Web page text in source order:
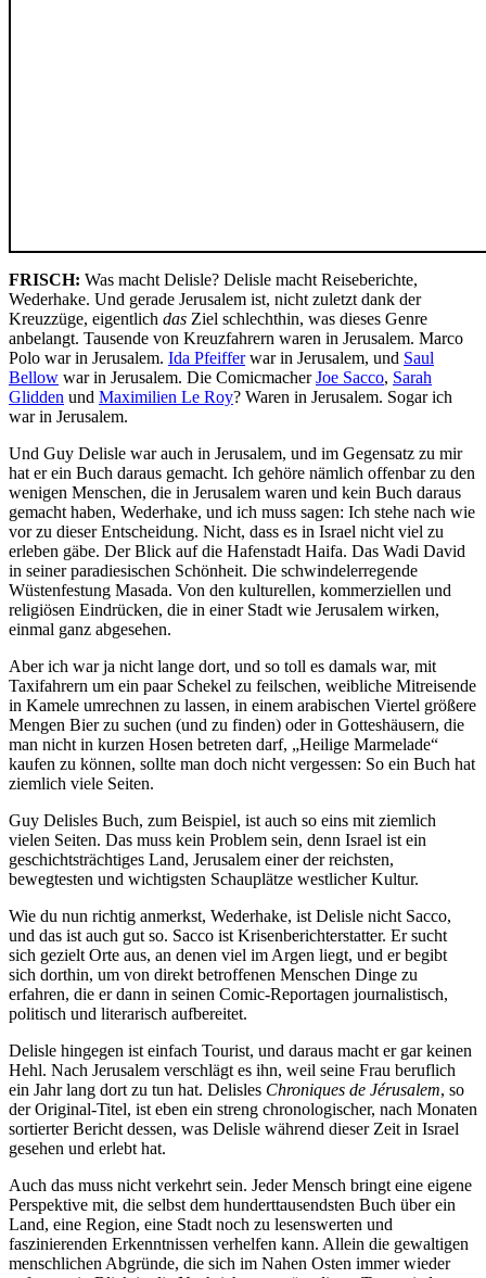
FRISCH: Was macht Delisle? Delisle macht Reiseberichte,
Wederhake. Und gerade Jerusalem ist, nicht zuletzt dank der
Kreuzzüge, eigentlich das Ziel schlechthin, was dieses Genre
anbelangt. Tausende von Kreuzfahrern waren in Jerusalem. Marco
Polo war in Jerusalem. Ida Pfeifferwar in Jerusalem, und Saul
Bellow war in Jerusalem. Die ComicmacherJoe Sacco, Sarah
Glidden und Maximilien Le Roy? Waren in Jerusalem. Sogar ich
war in Jerusalem.
Und Guy Delisle war auch in Jerusalem, und im Gegensatz zu mir
hat er ein Buch daraus gemacht. Ich gehöre nämlich offenbar zu den
wenigen Menschen, die in Jerusalem waren und kein Buch daraus
gemacht haben, Wederhake, und ich muss sagen: Ich stehe nach wie
vor zu dieser Entscheidung. Nicht, dass es in Israel nicht viel zu
erleben gäbe. Der Blick auf die Hafenstadt Haifa. Das Wadi David
in seiner paradiesischen Schönheit. Die schwindelerregende
Wüstenfestung Masada. Von den kulturellen, kommerziellen und
religiösen Eindrücken, die in einer Stadt wie Jerusalem wirken,
einmal ganz abgesehen.
Aber ich war ja nicht lange dort, und so toll es damals war, mit
Taxifahrern um ein paar Schekel zu feilschen, weibliche Mitreisende
in Kamele umrechnen zu lassen, in einem arabischen Viertel größere
Mengen Bier zu suchen (und zu finden) oder in Gotteshäusern, die
man nicht in kurzen Hosen betreten darf, „Heilige Marmelade“
kaufen zu können, sollte man doch nicht vergessen: So ein Buch hat
ziemlich viele Seiten.
Guy Delisles Buch, zum Beispiel, ist auch so eins mit ziemlich
vielen Seiten. Das muss kein Problem sein, denn Israel ist ein
geschichtsträchtiges Land, Jerusalem einer der reichsten,
bewegtesten und wichtigsten Schauplätze westlicher Kultur.
Wie du nun richtig anmerkst, Wederhake, ist Delisle nicht Sacco,
und das ist auch gut so. Sacco ist Krisenberichterstatter. Er sucht
sich gezielt Orte aus, an denen viel im Argen liegt, und er begibt
sich dorthin, um von direkt betroffenen Menschen Dinge zu
erfahren, die er dann in seinen Comic-Reportagen journalistisch,
politisch und literarisch aufbereitet.
Delisle hingegen ist einfach Tourist, und daraus macht er gar keinen
Hehl. Nach Jerusalem verschlägt es ihn, weil seine Frau beruflich
ein Jahr lang dort zu tun hat. Delisles Chroniques de Jérusalem, so
der Original-Titel, ist eben ein streng chronologischer, nach Monaten
sortierter Bericht dessen, was Delisle während dieser Zeit in Israel
gesehen und erlebt hat.
Auch das muss nicht verkehrt sein. Jeder Mensch bringt eine eigene
Perspektive mit, die selbst dem hunderttausendsten Buch über ein
Land, eine Region, eine Stadt noch zu lesenswerten und
faszinierenden Erkenntnissen verhelfen kann. Allein die gewaltigen
menschlichen Abgründe, die sich im Nahen Osten immer wieder